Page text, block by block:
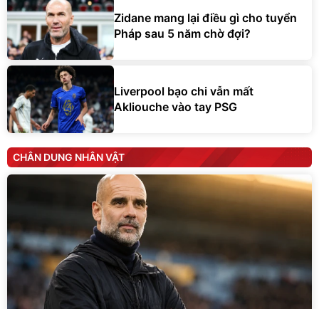
Zidane mang lại điều gì cho tuyển
Pháp sau 5 năm chờ đợi?
Liverpool bạo chi vẫn mất
Akliouche vào tay PSG
CHÂN DUNG NHÂN VẬT